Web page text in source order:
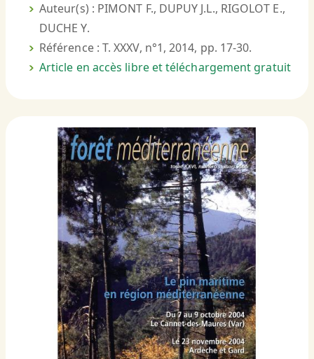
Auteur(s) : PIMONT F., DUPUY J.L., RIGOLOT E.,
DUCHE Y.
Référence : T. XXXV, n°1, 2014, pp. 17-30.
Article en accès libre et téléchargement gratuit